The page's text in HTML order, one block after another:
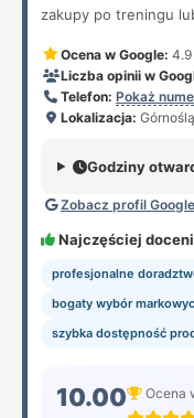
zakupy po treningu
Ocena w Google: 4.9
Liczba opinii w
Telefon: Pokaż
Lokalizacja:
Godziny
Zobacz profil
Najczęściej
profesjonalne
bogaty wybór
szybka dostępność
10.00 Ocena